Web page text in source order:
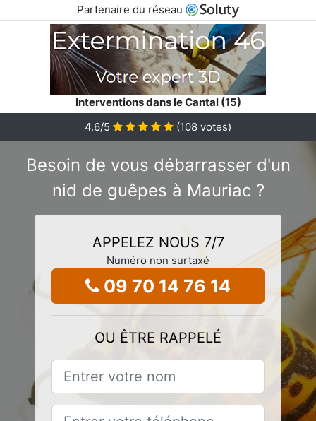
Partenaire du réseau
Interventions dans le Cantal (15)
4.6/5 (108 votes)
Besoin de vous débarrasser d'un
nid de guêpes à Mauriac ?
APPELEZ NOUS 7/7
Numéro non surtaxé
09 70 14 76 14
OU ÊTRE RAPPELÉ